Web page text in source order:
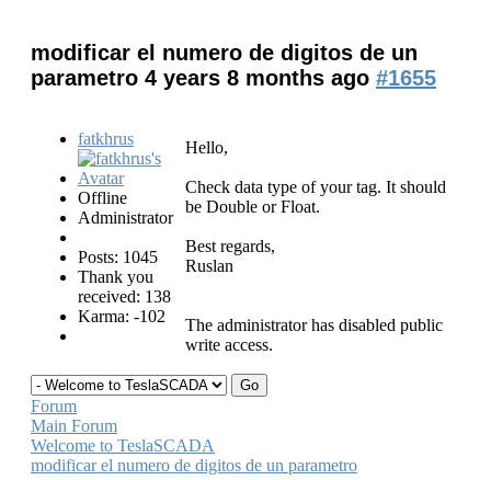
modificar el numero de digitos de un
parametro 4 years 8 months ago #1655
fatkhrus
Offline
Administrator
Posts: 1045
Thank you
received: 138
Karma: -102
Hello,
Check data type of your tag. It should
be Double or Float.
Best regards,
Ruslan
The administrator has disabled public
write access.
Forum
Main Forum
Welcome to TeslaSCADA
modificar el numero de digitos de un parametro